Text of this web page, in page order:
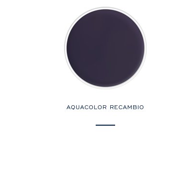
AQUACOLOR RECAMBIO